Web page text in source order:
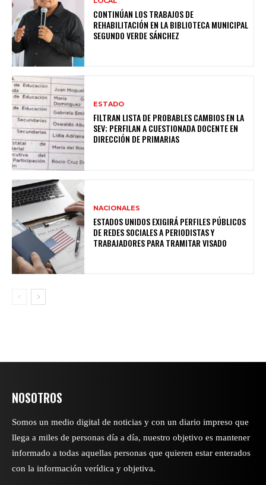
CONTINÚAN LOS TRABAJOS DE
REHABILITACIÓN EN LA BIBLIOTECA MUNICIPAL
SEGUNDO VERDE SÁNCHEZ
ESTADO
FILTRAN LISTA DE PROBABLES CAMBIOS EN LA
SEV; PERFILAN A CUESTIONADA DOCENTE EN
DIRECCIÓN DE PRIMARIAS
NACIONALES
ESTADOS UNIDOS EXIGIRÁ PERFILES PÚBLICOS
DE REDES SOCIALES A PERIODISTAS Y
TRABAJADORES PARA TRAMITAR VISADO
NOSOTROS
Somos un medio digital de noticias y con un diario impreso que
llega a miles de personas día a día, nuestro objetivo es mantener
informado a todas aquellas personas que quieren estar enterados
con la información verídica y objetiva.